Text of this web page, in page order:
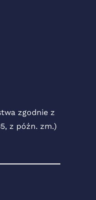
zgodnie z
z późn. zm.)